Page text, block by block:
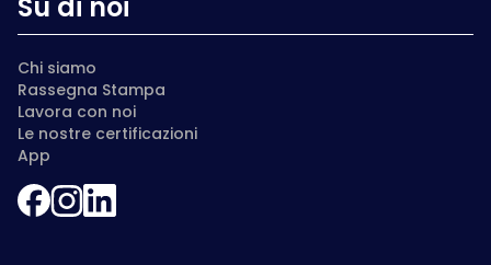
Chi siamo
Rassegna Stampa
Lavora con noi
Le nostre certificazioni
App